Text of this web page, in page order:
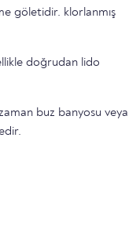
göletidir. klorlanmış
doğrudan lido
buz banyosu veya